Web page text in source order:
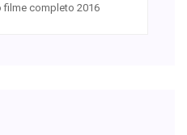
filme completo 2016